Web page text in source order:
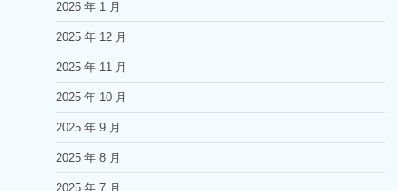
2026 年 1 月
2025 年 12 月
2025 年 11 月
2025 年 10 月
2025 年 9 月
2025 年 8 月
2025 年 7 月